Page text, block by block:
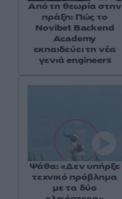
Από τη θεωρία στην
πράξη: Πώς το
Novibet Backend
Academy
εκπαιδεύει τη νέα
γενιά engineers
Ψάθα: «Δεν υπήρξε
τεχνικό πρόβλημα
με τα δύο